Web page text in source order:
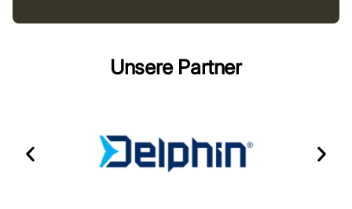
Unsere Partner